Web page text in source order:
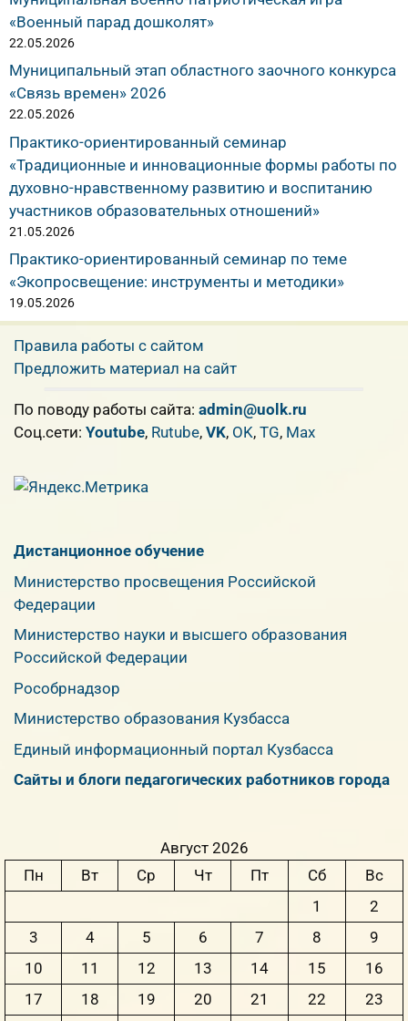
«Военный парад дошколят»
22.05.2026
Муниципальный этап областного заочного конкурса
«Связь времен» 2026
22.05.2026
Практико-ориентированный семинар
«Традиционные и инновационные формы работы по
духовно-нравственному развитию и воспитанию
участников образовательных отношений»
21.05.2026
Практико-ориентированный семинар по теме
«Экопросвещение: инструменты и методики»
19.05.2026
Правила работы с сайтом
Предложить материал на сайт
По поводу работы сайта: admin@uolk.ru
Cоц.сети: Youtube, Rutube, VK, OK, TG, Max
Дистанционное обучение
Министерство просвещения Российской
Федерации
Министерство науки и высшего образования
Российской Федерации
Рособрнадзор
Министерство образования Кузбасса
Единый информационный портал Кузбасса
Сайты и блоги педагогических работников города
Август 2026
Пн
Вт Ср Чт Пт Сб
Вс
1
2
3
4 5 6 7 8
9
10
11 12 13 14 15
16
17
18 19 20 21 22 23